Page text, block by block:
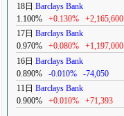
18日 Barclays Bank
1.100%
+0.130% +2,165,600
17日 Barclays Bank
0.970%
+0.080% +1,197,000
16日 Barclays Bank
0.890%
-0.010% -74,050
11日 Barclays Bank
0.900%
+0.010% +71,393